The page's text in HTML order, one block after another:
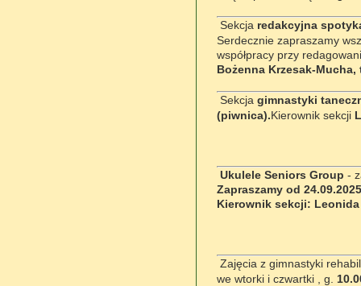
Sekcja redakcyjna
Serdecznie zapraszamy
współpracy przy
Bożenna Krzesak-Mucha,
Sekcja gimnastyki
(piwnica).Kierownik sekcji
Ukulele Seniors Group -
Zapraszamy od
Kierownik sekcji:
Zajęcia z gimnastyki
we wtorki i czwartki , g.